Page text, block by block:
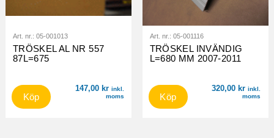
Art. nr.: 05-001013
TRÖSKEL AL NR 557
87L=675
147,00 kr inkl.
moms
Köp
Art. nr.: 05-001116
TRÖSKEL INVÄNDIG
L=680 MM 2007-2011
320,00 kr inkl.
moms
Köp